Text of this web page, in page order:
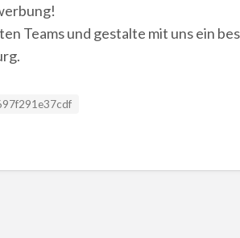
Teams und gestalte mit uns ein
ID: